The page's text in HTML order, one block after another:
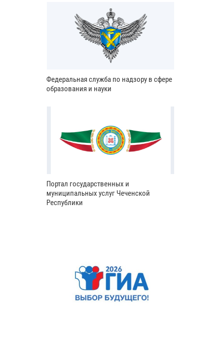
Федеральная служба по надзору в сфере
образования и науки
Портал государственных и
муниципальных услуг Чеченской
Республики